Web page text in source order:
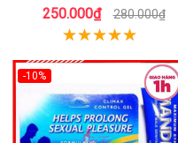
250.000₫ 280.000₫
-10%